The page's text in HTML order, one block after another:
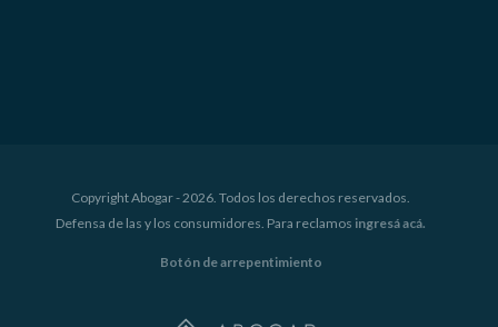
Copyright Abogar - 2026. Todos los derechos reservados.
Defensa de las y los consumidores. Para reclamos ingresá acá.
Botón de arrepentimiento